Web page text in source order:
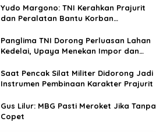
Yudo Margono: TNI Kerahkan Prajurit
dan Peralatan Bantu Korban
Panglima TNI Dorong Perluasan Lahan
Kedelai, Upaya Menekan Impor dan
Saat Pencak Silat Militer Didorong Jadi
Instrumen Pembinaan Karakter Prajurit
Gus Lilur: MBG Pasti Meroket Jika Tanpa
Copet